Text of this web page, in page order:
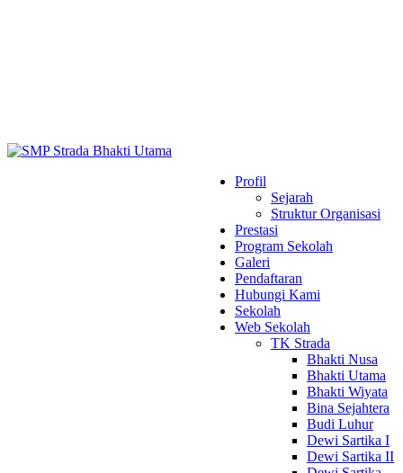
Profil
Sejarah
Struktur Organisasi
Prestasi
Program Sekolah
Galeri
Pendaftaran
Hubungi Kami
Sekolah
Web Sekolah
TK Strada
Bhakti Nusa
Bhakti Utama
Bhakti Wiyata
Bina Sejahtera
Budi Luhur
Dewi Sartika I
Dewi Sartika II